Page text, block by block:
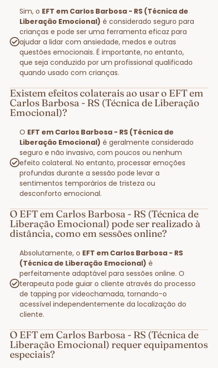
Sim, o EFT em Carlos Barbosa - RS (Técnica de
Liberação Emocional) é considerado seguro para
crianças e pode ser uma ferramenta eficaz para
ajudar a lidar com ansiedade, medos e outras
questões emocionais. É importante, no entanto,
que seja conduzido por um profissional qualificado
quando usado com crianças.
Existem efeitos colaterais ao usar o EFT em
Carlos Barbosa - RS (Técnica de Liberação
Emocional)?
O EFT em Carlos Barbosa - RS (Técnica de
Liberação Emocional) é geralmente considerado
seguro e não invasivo, com poucos ou nenhum
efeito colateral. No entanto, processar emoções
profundas durante a sessão pode levar a
sentimentos temporários de tristeza ou
desconforto emocional.
O EFT em Carlos Barbosa - RS (Técnica de
Liberação Emocional) pode ser realizado à
distância, como em sessões online?
Absolutamente, o EFT em Carlos Barbosa - RS
(Técnica de Liberação Emocional) é
perfeitamente adaptável para sessões online. O
terapeuta pode guiar o cliente através do processo
de tapping por videochamada, tornando-o
acessível independentemente da localização do
cliente.
O EFT em Carlos Barbosa - RS (Técnica de
Liberação Emocional) requer equipamentos
especiais?